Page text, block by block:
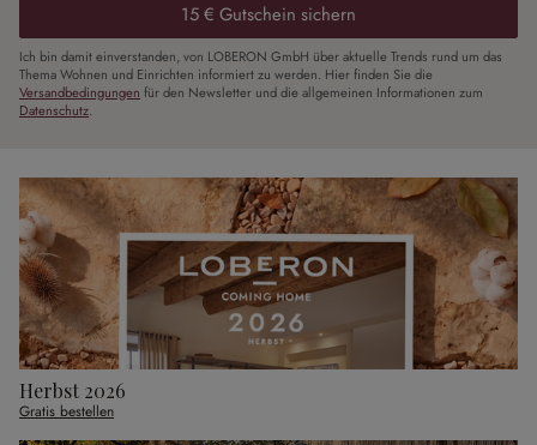
15 € Gutschein sichern
Ich bin damit einverstanden, von LOBERON GmbH über aktuelle Trends rund um das
Thema Wohnen und Einrichten informiert zu werden. Hier finden Sie die
Versandbedingungen für den Newsletter und die allgemeinen Informationen zum
Datenschutz.
Herbst 2026
Gratis bestellen